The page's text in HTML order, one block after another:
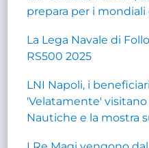
prepara per i mondiali
La Lega Navale di
RS500 2025
LNI Napoli, i
'Velatamente'
Nautiche e la mostra